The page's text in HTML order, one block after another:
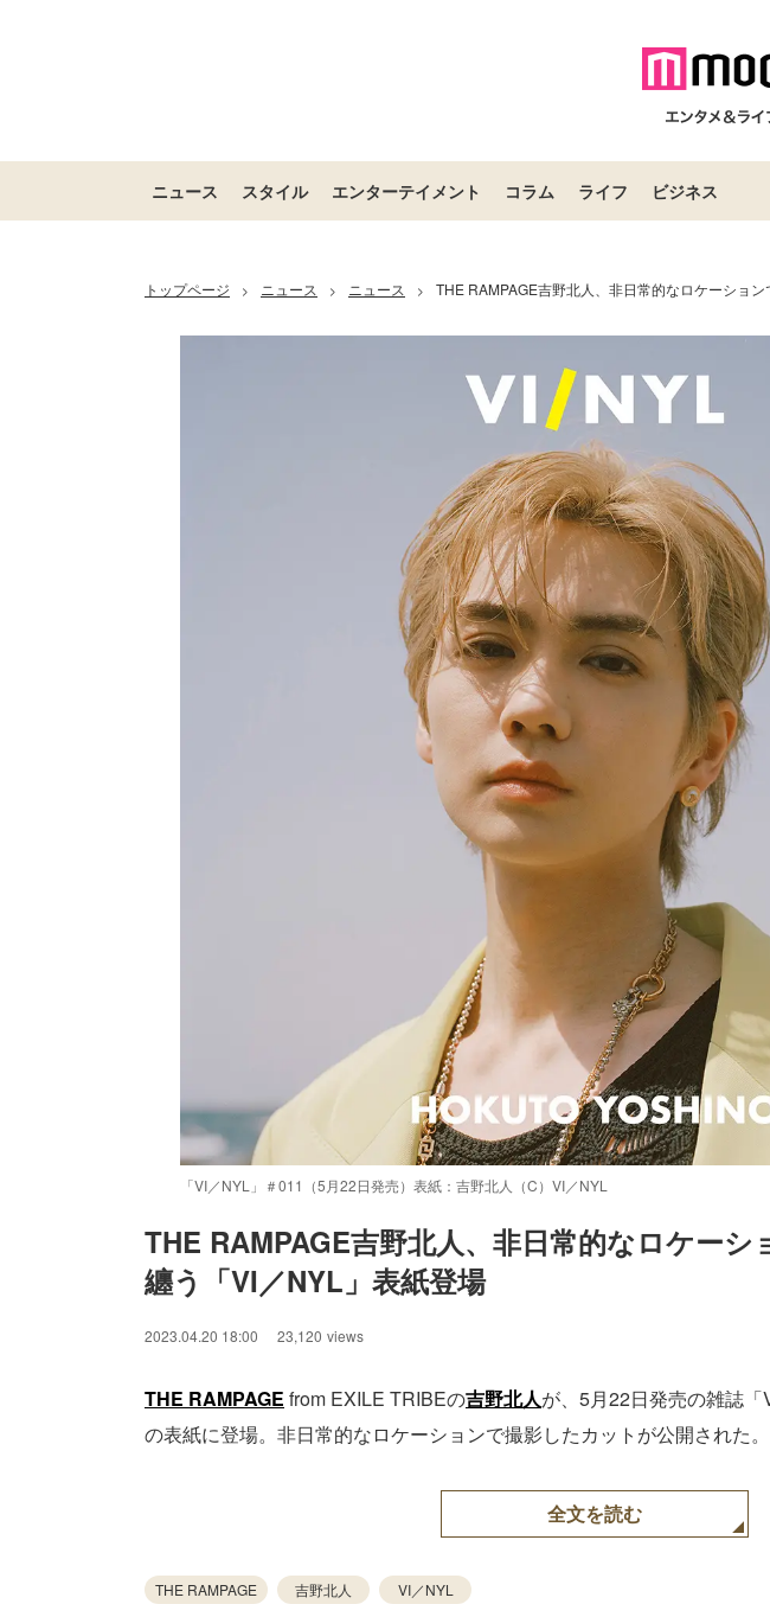
ニュース スタイル エンターテイメント コラム ライフ ビジネス
トップページ > ニュース > ニュース > THE RAMPAGE吉野北人、非日常的なロケーショ
「VI／NYL」＃011（5月22日発売）表紙：吉野北人（C）VI／NYL
THE RAMPAGE吉野北人、非日常的なロケー
纏う「VI／NYL」表紙登場
2023.04.20 18:00 23,120 views
THE RAMPAGE from EXILE TRIBEの吉野北人が、5月22日発売の雑誌
の表紙に登場。非日常的なロケーションで撮影したカットが公開された。
全文を読む
THE RAMPAGE 吉野北人 VI／NYL